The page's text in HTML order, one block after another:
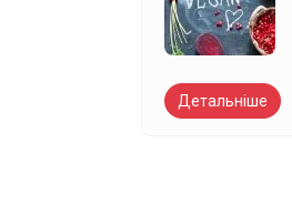
Детальніше